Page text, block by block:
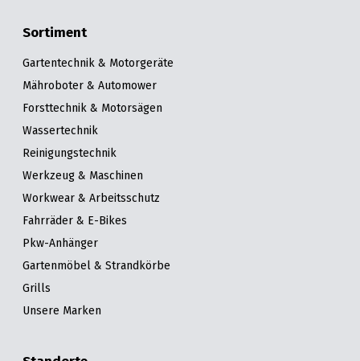
Sortiment
Gartentechnik & Motorgeräte
Mähroboter & Automower
Forsttechnik & Motorsägen
Wassertechnik
Reinigungstechnik
Werkzeug & Maschinen
Workwear & Arbeitsschutz
Fahrräder & E-Bikes
Pkw-Anhänger
Gartenmöbel & Strandkörbe
Grills
Unsere Marken